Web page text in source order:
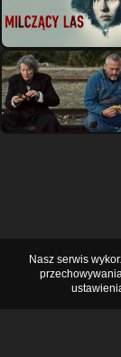
Nasz serwis